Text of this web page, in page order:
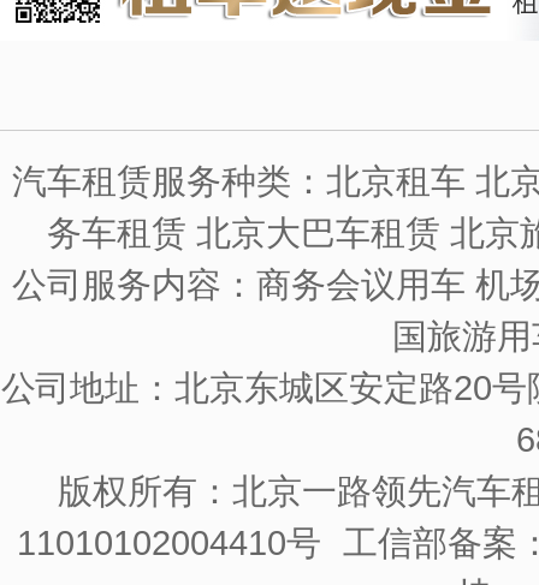
汽车租赁服务种类：北京租车 北
务车租赁 北京大巴车租赁 北京
公司服务内容：商务会议用车 机
国旅游
公司地址：北京东城区安定路20
版权所有：北京一路领先汽车
11010102004410号 工信部备案